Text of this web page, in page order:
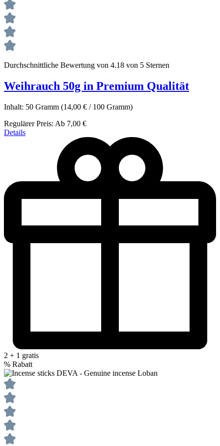
Durchschnittliche Bewertung von 4.18 von 5 Sternen
Weihrauch 50g in Premium Qualität
Inhalt: 50 Gramm (14,00 € / 100 Gramm)
Regulärer Preis: Ab 7,00 €
Details
2 + 1 gratis
% Rabatt